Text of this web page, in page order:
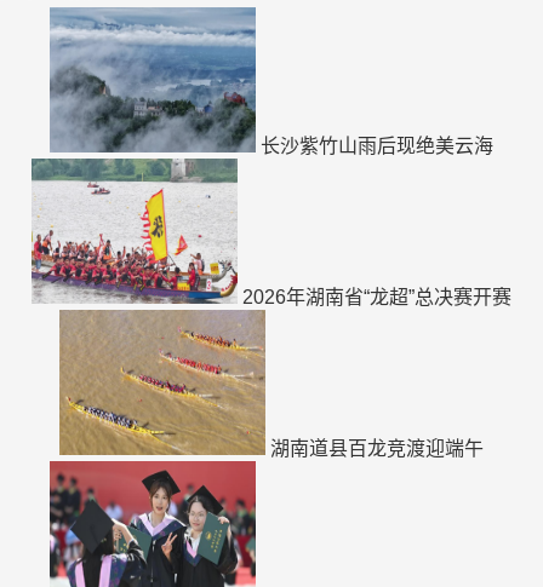
长沙紫竹山雨后现绝美云海
2026年湖南省“龙超”总决赛开赛
湖南道县百龙竞渡迎端午